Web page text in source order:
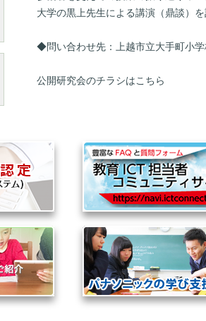
大学の黒上先生による講演（鼎談）を
◆問い合わせ先：上越市立大手町小学
公開研究会のチラシはこちら